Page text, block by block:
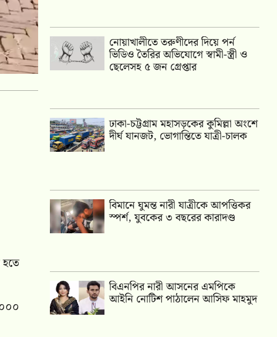
নোয়াখালীতে তরুণীদের দিয়ে পর্ন
ভিডিও তৈরির অভিযোগে স্বামী-স্ত্রী ও
ছেলেসহ ৫ জন গ্রেপ্তার
ঢাকা-চট্টগ্রাম মহাসড়কের কুমিল্লা অংশে
দীর্ঘ যানজট, ভোগান্তিতে যাত্রী-চালক
বিমানে ঘুমন্ত নারী যাত্রীকে আপত্তিকর
স্পর্শ, যুবকের ৩ বছরের কারাদণ্ড
বিএনপির নারী আসনের এমপিকে
আইনি নোটিশ পাঠালেন আসিফ মাহমুদ